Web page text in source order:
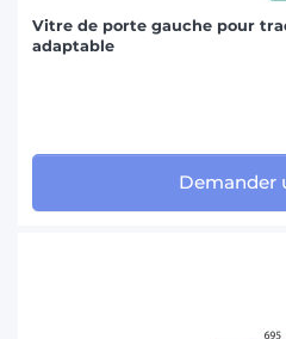
Vitre de porte gauche pour
adaptable
Demander